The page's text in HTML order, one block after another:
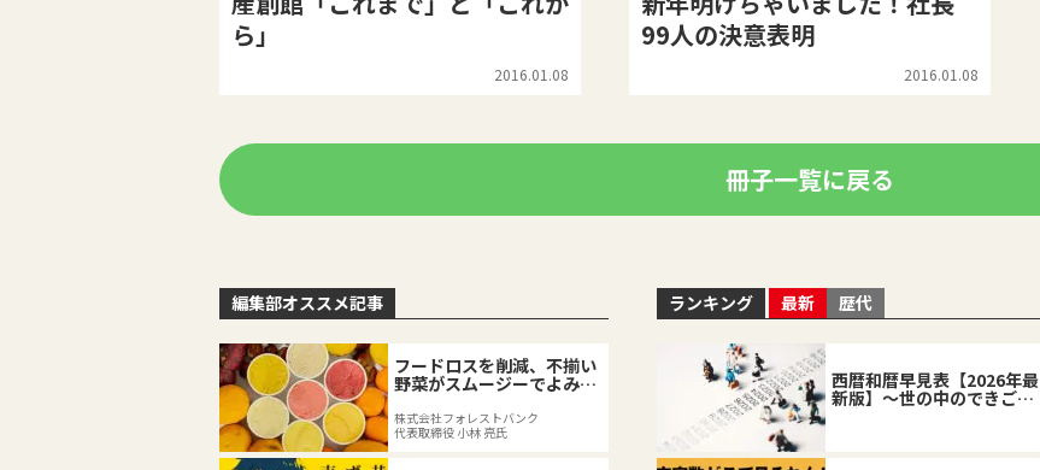
ら」
2016.01.08
99人の決意表明
2016.01.08
冊子一覧に戻る
編集部オススメ記事
フードロスを削減、不揃い
野菜がスムージーでよみが
株式会社フォレストバンク
代表取締役 小林 亮氏
ランキング 最新 歴代
西暦和暦早見表【2026年最
新版】～世の中のできごと
を復習しながら～